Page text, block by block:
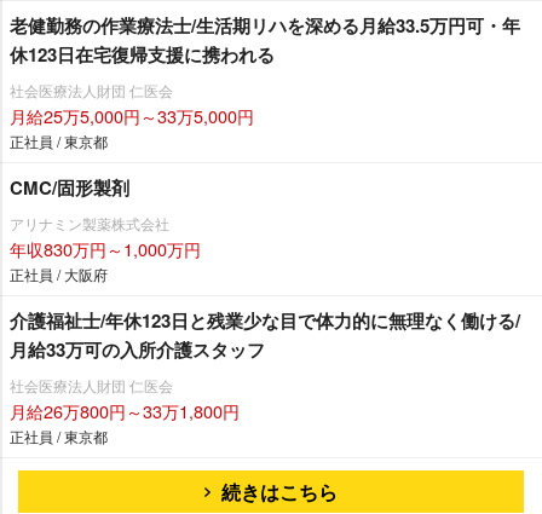
老健勤務の作業療法士/生活期リハを深める月給33.5万円可・年
休123日在宅復帰支援に携われる
社会医療法人財団 仁医会
月給25万5,000円～33万5,000円
正社員 / 東京都
CMC/固形製剤
アリナミン製薬株式会社
年収830万円～1,000万円
正社員 / 大阪府
介護福祉士/年休123日と残業少な目で体力的に無理なく働ける/
月給33万可の入所介護スタッフ
社会医療法人財団 仁医会
月給26万800円～33万1,800円
正社員 / 東京都
続きはこちら